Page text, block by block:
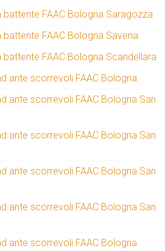
battente FAAC Bologna Saragozza
battente FAAC Bologna Savena
battente FAAC Bologna Scandellara
ante scorrevoli FAAC Bologna
ante scorrevoli FAAC Bologna San
ante scorrevoli FAAC Bologna San
ante scorrevoli FAAC Bologna San
ante scorrevoli FAAC Bologna San
ante scorrevoli FAAC Bologna